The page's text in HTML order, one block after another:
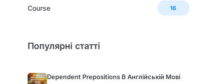
Сourse 16
Популярні статті
Dependent Prepositions В Англійській Мові